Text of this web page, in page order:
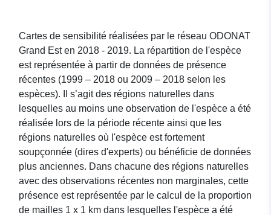
(Laineuse du Prunelier)
Cartes de sensibilité réalisées par le réseau ODONAT
Grand Est en 2018 - 2019. La répartition de l'espèce
est représentée à partir de données de présence
récentes (1999 – 2018 ou 2009 – 2018 selon les
espèces). Il s’agit des régions naturelles dans
lesquelles au moins une observation de l'espèce a été
réalisée lors de la période récente ainsi que les
régions naturelles où l'espèce est fortement
soupçonnée (dires d'experts) ou bénéficie de données
plus anciennes. Dans chacune des régions naturelles
avec des observations récentes non marginales, cette
présence est représentée par le calcul de la proportion
de mailles 1 x 1 km dans lesquelles l'espèce a été